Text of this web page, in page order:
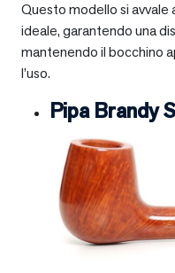
Questo modello si avvale
ideale, garantendo una
mantenendo il bocchino
l’uso.
Pipa Brandy